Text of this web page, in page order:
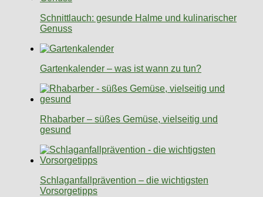
Schnittlauch: gesunde Halme und kulinarischer
Genuss
Gartenkalender – was ist wann zu tun?
Rhabarber – süßes Gemüse, vielseitig und
gesund
Schlaganfallprävention – die wichtigsten
Vorsorgetipps